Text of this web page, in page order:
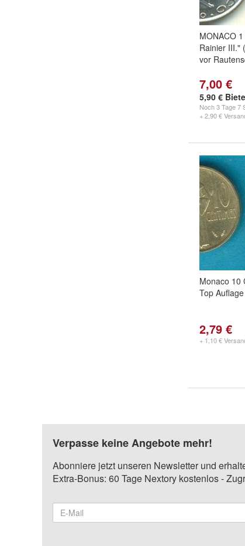
MONACO
Rainier III."
vor
7,00 €
5,90 €
Noch3 Tage 7
+ 2,90 €
Monaco 10
Top
2,79 €
+ 1,10 €
Verpasse keine Angebote mehr!
Abonniere jetzt unseren Newsletter und
Extra-Bonus: 60 Tage Nextory kostenlos -